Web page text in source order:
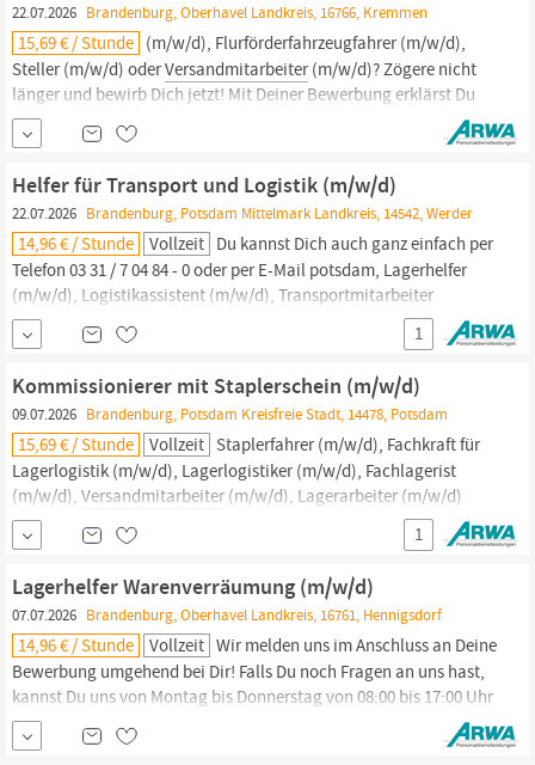
22.07.2026 Brandenburg, Oberhavel Landkreis, 16766, Kremmen
15,69 € / Stunde (m/w/d), Flurförderfahrzeugfahrer (m/w/d),
Steller (m/w/d) oderVersandmitarbeiter(m/w/d)? Zögere nicht
länger und bewirb Dich jetzt! Mit Deiner Bewerbung erklärst Du
Dich mit den Datenschutzrichtlinien der Firma ARWA
Personaldienstleistungen GmbH einverstanden. Diese findest Du
auf unserer Homepage www.arwa.de unter dem Punkt
“Datenschutz”.
Helfer für Transport und Logistik (m/w/d)
22.07.2026 Brandenburg, Potsdam Mittelmark Landkreis, 14542, Werder
14,96 € / Stunde Vollzeit Du kannst Dich auch ganz einfach per
Telefon 03 31 / 7 04 84 - 0 oder per E-Mail potsdam, Lagerhelfer
(m/w/d), Logistikassistent (m/w/d), Transportmitarbeiter
(m/w/d), Fachkraft für Lagerlogistik (m/w/d),
Speditionskaufmann (m/w/d), Kraftfahrer (m/w/d),
(m/w/d) oder Kommissionierer (m/w/d)?
Worauf wartest Du? Bewirb Dich jetzt gleich...
1
Kommissionierer mit Staplerschein (m/w/d)
09.07.2026 Brandenburg, Potsdam Kreisfreie Stadt, 14478, Potsdam
15,69 € / Stunde Vollzeit Staplerfahrer (m/w/d), Fachkraft für
Lagerlogistik (m/w/d), Lagerlogistiker (m/w/d), Fachlagerist
(m/w/d), Versandmitarbeiter (m/w/d), Lagerarbeiter (m/w/d)
oder Logistikfachkraft (m/w/d) Nutze die Chance und bewirb Dich
jetzt! Mit Deiner Bewerbung erklärst Du Dich mit den
Datenschutzrichtlinien der Firma ARWA Personaldienstleistungen
GmbH einverstanden
1
Lagerhelfer Warenverräumung (m/w/d)
07.07.2026 Brandenburg, Oberhavel Landkreis, 16761, Hennigsdorf
14,96 € / Stunde Vollzeit Wir melden uns im Anschluss an Deine
Bewerbung umgehend bei Dir! Falls Du noch Fragen an uns hast,
kannst Du uns von Montag bis Donnerstag von 08:00 bis 17:00 Uhr
und am Freitag von 08:00 bis 15:00 Uhr telefonisch unter 0 33 01 / 5
74 98 - 0 oder per Mail an oranienburg oder Lagerist (m/w/d),